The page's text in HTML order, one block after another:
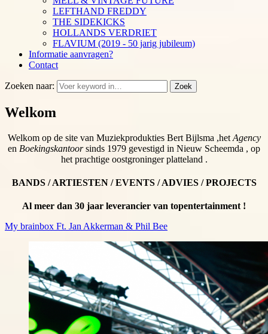
LEFTHAND FREDDY
THE SIDEKICKS
HOLLANDS VERDRIET
FLAVIUM (2019 - 50 jarig jubileum)
Informatie aanvragen?
Contact
Zoeken naar: Zoek
Welkom
Welkom op de site van Muziekprodukties Bert Bijlsma ,het Agency
en Boekingskantoorsinds 1979 gevestigd in Nieuw Scheemda , op
het prachtige oostgroninger platteland .
BANDS / ARTIESTEN / EVENTS / ADVIES / PROJECTS
Al meer dan 30 jaar leverancier van topentertainment !
My brainbox Ft. Jan Akkerman & Phil Bee